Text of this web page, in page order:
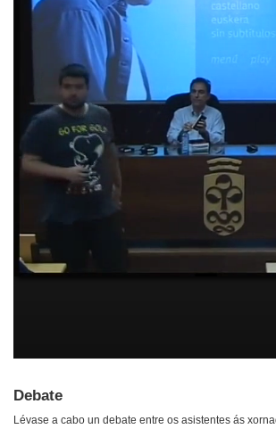
Debate
Lévase a cabo un debate entre os asistentes ás